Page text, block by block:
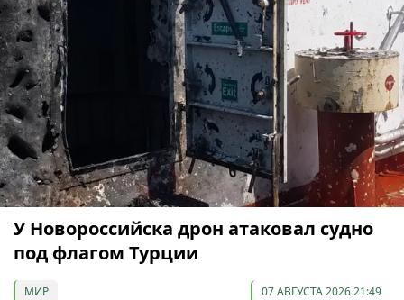
У Новороссийска дрон атаковал судно
под флагом Турции
МИР 07 АВГУСТА 2026 21:49